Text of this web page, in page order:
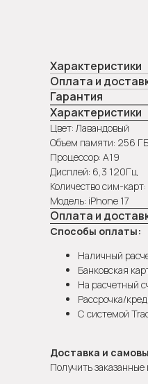
Характеристики
Оплата и
Гарантия
Характеристики
Цвет: Лавандовый
Объем памяти: 256 ГБ
Процессор: А19
Дисплей: 6,3 120Гц
Количество сим-
Модель: iPhone 17
Оплата и
Способы оплаты:
Наличный
Банковская
На расчетный
Рассрочка/
С системой
Доставка и
Получить